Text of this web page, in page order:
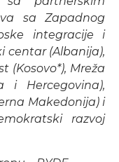
sa Zapadnog
integracije i
centar (Albanija),
(Kosovo*), Mreža
i Hercegovina),
Makedonija) i
razvoj